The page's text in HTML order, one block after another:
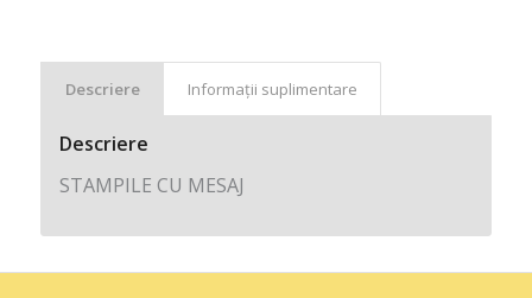
Descriere Informații suplimentare
Descriere
STAMPILE CU MESAJ